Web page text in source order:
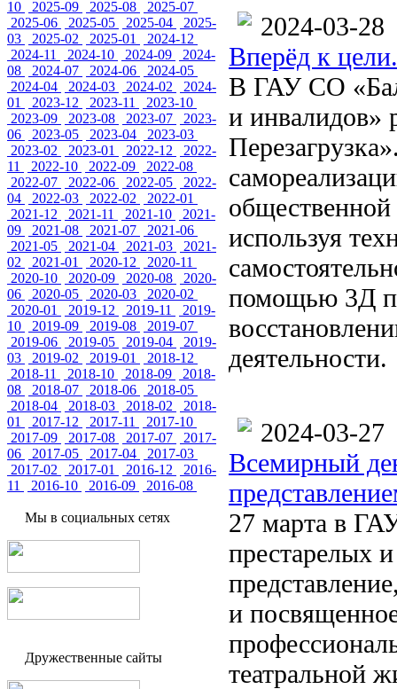
10
2025-09 2025-08
2025-07
2025-06
2025-05 2025-04
2025-
03
2025-02 2025-01
2024-12
2024-11
2024-10 2024-09
2024-
08
2024-07 2024-06
2024-05
2024-04
2024-03 2024-02
2024-
01
2023-12 2023-11
2023-10
2023-09
2023-08 2023-07
2023-
06
2023-05 2023-04
2023-03
2023-02
2023-01 2022-12
2022-
11
2022-10 2022-09
2022-08
2022-07
2022-06 2022-05
2022-
04
2022-03 2022-02
2022-01
2021-12
2021-11 2021-10
2021-
09
2021-08 2021-07
2021-06
2021-05
2021-04 2021-03
2021-
02
2021-01 2020-12
2020-11
2020-10
2020-09 2020-08
2020-
06
2020-05 2020-03
2020-02
2020-01
2019-12 2019-11
2019-
10
2019-09 2019-08
2019-07
2019-06
2019-05 2019-04
2019-
03
2019-02 2019-01
2018-12
2018-11
2018-10 2018-09
2018-
08
2018-07 2018-06
2018-05
2018-04
2018-03 2018-02
2018-
01
2017-12 2017-11
2017-10
2017-09
2017-08 2017-07
2017-
06
2017-05 2017-04
2017-03
2017-02
2017-01 2016-12
2016-
11
2016-10 2016-09 2016-08
Мы в социальных сетях
Дружественные сайты
2024-03-28
Вперёд к
В ГАУ СО
и инвалидов»
используя
помощью 3Д
деятельности.
2024-03-27
Всемирный
27 марта в
престарелых
и
театральной